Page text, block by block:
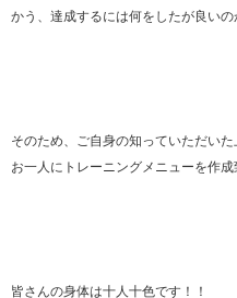
かう、達成するには何をしたが良いの
そのため、ご自身の知っていただい
お一人にトレーニングメニューを作成
皆さんの身体は十人十色です！！